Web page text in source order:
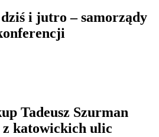
i jutro – samorządy
Tadeusz Szurman
katowickich ulic